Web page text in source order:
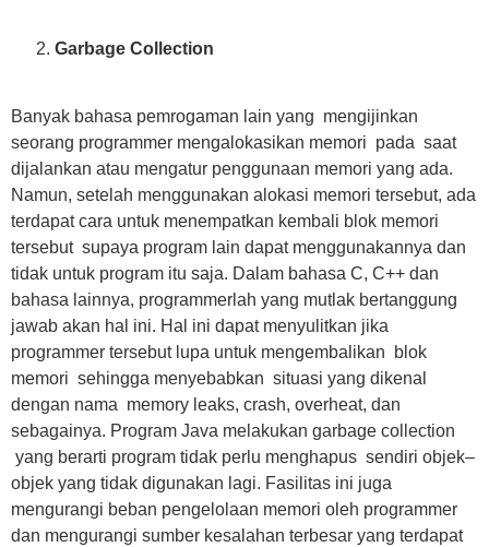
Garbage Collection
Banyak bahasa pemrogaman lain yang mengijinkan
seorang programmer mengalokasikan memori pada saat
dijalankan atau mengatur penggunaan memori yang ada.
Namun, setelah menggunakan alokasi memori tersebut, ada
terdapat cara untuk menempatkan kembali blok memori
tersebut supaya program lain dapat menggunakannya dan
tidak untuk program itu saja. Dalam bahasa C, C++ dan
bahasa lainnya, programmerlah yang mutlak bertanggung
jawab akan hal ini. Hal ini dapat menyulitkan jika
programmer tersebut lupa untuk mengembalikan blok
memori sehingga menyebabkan situasi yang dikenal
dengan nama memory leaks, crash, overheat, dan
sebagainya. Program Java melakukan garbage collection
yang berarti program tidak perlu menghapus sendiri objek–
objek yang tidak digunakan lagi. Fasilitas ini juga
mengurangi beban pengelolaan memori oleh programmer
dan mengurangi sumber kesalahan terbesar yang terdapat